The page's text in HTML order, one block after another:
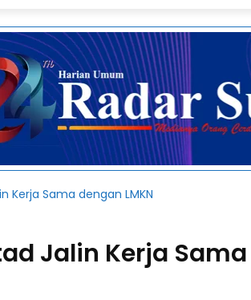
Kerja Sama dengan LMKN
Jalin Kerja Sama